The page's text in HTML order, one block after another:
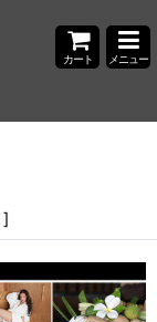
カート メニュー
]